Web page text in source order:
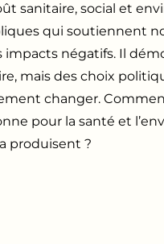
sanitaire, social et
qui soutiennent
négatifs. Il
mais des choix
changer.
pour la santé et
produisent ?